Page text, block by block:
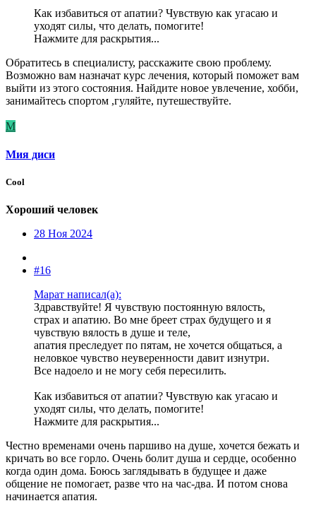
Как избавиться от апатии? Чувствую как угасаю и
уходят силы, что делать, помогите!
Нажмите для раскрытия...
Обратитесь в специалисту, расскажите свою проблему.
Возможно вам назначат курс лечения, который поможет вам
выйти из этого состояния. Найдите новое увлечение, хобби,
занимайтесь спортом ,гуляйте, путешествуйте.
М
Мия диси
Cool
Хороший человек
28 Ноя 2024
#16
Марат написал(а):
Здравствуйте! Я чувствую постоянную вялость,
страх и апатию. Во мне бреет страх будущего и я
чувствую вялость в душе и теле,
апатия преследует по пятам, не хочется общаться, а
неловкое чувство неуверенности давит изнутри.
Все надоело и не могу себя пересилить.
Как избавиться от апатии? Чувствую как угасаю и
уходят силы, что делать, помогите!
Нажмите для раскрытия...
Честно временами очень паршиво на душе, хочется бежать и
кричать во все горло. Очень болит душа и сердце, особенно
когда один дома. Боюсь заглядывать в будущее и даже
общение не помогает, разве что на час-два. И потом снова
начинается апатия.